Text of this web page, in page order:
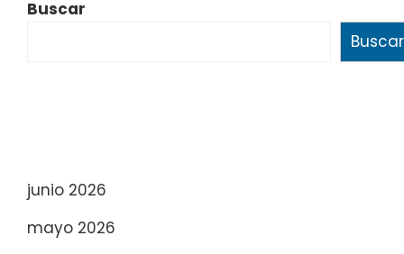
Buscar
Buscar
junio 2026
mayo 2026